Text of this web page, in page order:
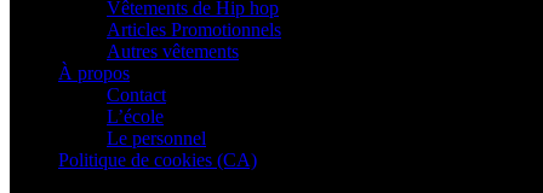
Vêtements de Hip hop
Articles Promotionnels
Autres vêtements
À propos
Contact
L’école
Le personnel
Politique de cookies (CA)